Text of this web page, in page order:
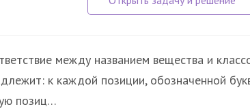
между названием вещества и
к каждой позиции, обозначенной
позиц…